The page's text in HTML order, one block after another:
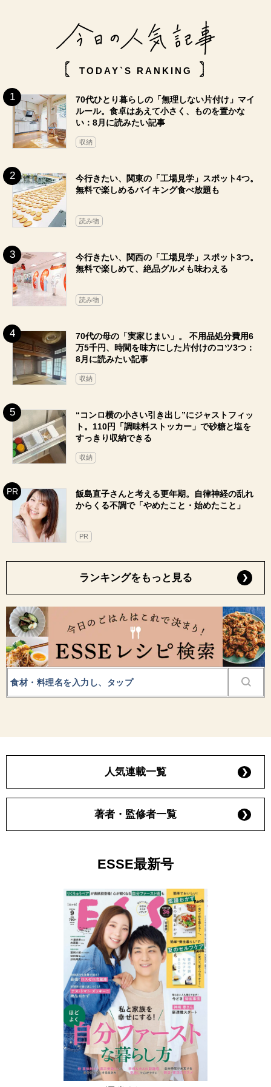
TODAY`S RANKING
70代ひとり暮らしの「無理しない片付け」マイ
ルール。食卓はあえて小さく、ものを置かな
い：8月に読みたい記事
収納
今行きたい、関東の「工場見学」スポット4つ。
無料で楽しめるバイキング食べ放題も
読み物
今行きたい、関西の「工場見学」スポット3つ。
無料で楽しめて、絶品グルメも味わえる
読み物
70代の母の「実家じまい」。 不用品処分費用6
万5千円、時間を味方にした片付けのコツ3つ：
8月に読みたい記事
収納
“コンロ横の小さい引き出し”にジャストフィッ
ト。110円「調味料ストッカー」で砂糖と塩を
すっきり収納できる
収納
飯島直子さんと考える更年期。自律神経の乱れ
からくる不調で「やめたこと・始めたこと」
PR
ランキングをもっと見る
人気連載一覧
著者・監修者一覧
ESSE最新号